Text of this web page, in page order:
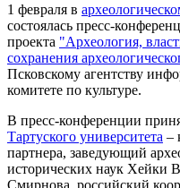
1 февраля в
состоялась пресс-
проекта "Археология,
сохранения
Псковскому агентству
комитете по культуре.
В пресс-конференции
Тартуского университета –
партнера, заведующий
исторических наук Хейки
Смирнова, российский